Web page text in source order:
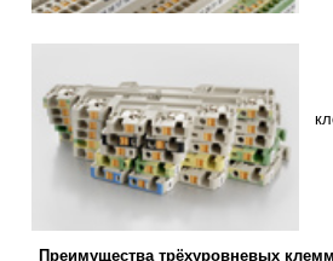
Преимущества трёхуровневых